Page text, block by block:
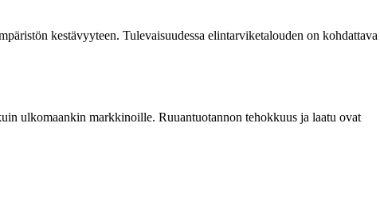
kestävyyteen. Tulevaisuudessa elintarviketalouden on kohdattava
ulkomaankin markkinoille. Ruuantuotannon tehokkuus ja laatu ovat